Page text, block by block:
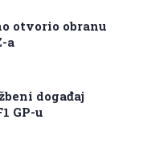
otvorio obranu
a
događaj
GP-u